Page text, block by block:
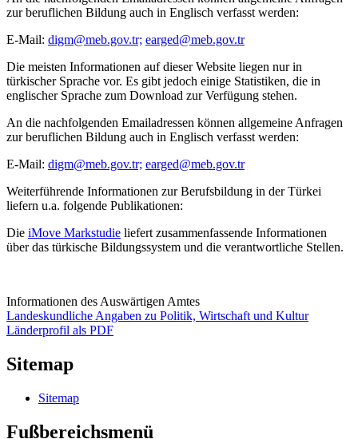
zur beruflichen Bildung auch in Englisch verfasst werden:
E-Mail: digm@meb.gov.tr; earged@meb.gov.tr
Die meisten Informationen auf dieser Website liegen nur in
türkischer Sprache vor. Es gibt jedoch einige Statistiken, die in
englischer Sprache zum Download zur Verfügung stehen.
An die nachfolgenden Emailadressen können allgemeine Anfragen
zur beruflichen Bildung auch in Englisch verfasst werden:
E-Mail: digm@meb.gov.tr; earged@meb.gov.tr
Weiterführende Informationen zur Berufsbildung in der Türkei
liefern u.a. folgende Publikationen:
Die iMove Markstudie liefert zusammenfassende Informationen
über das türkische Bildungssystem und die verantwortliche Stellen.
Informationen des Auswärtigen Amtes
Landeskundliche Angaben zu Politik, Wirtschaft und Kultur
Länderprofil als PDF
Sitemap
Sitemap
Fußbereichsmenü